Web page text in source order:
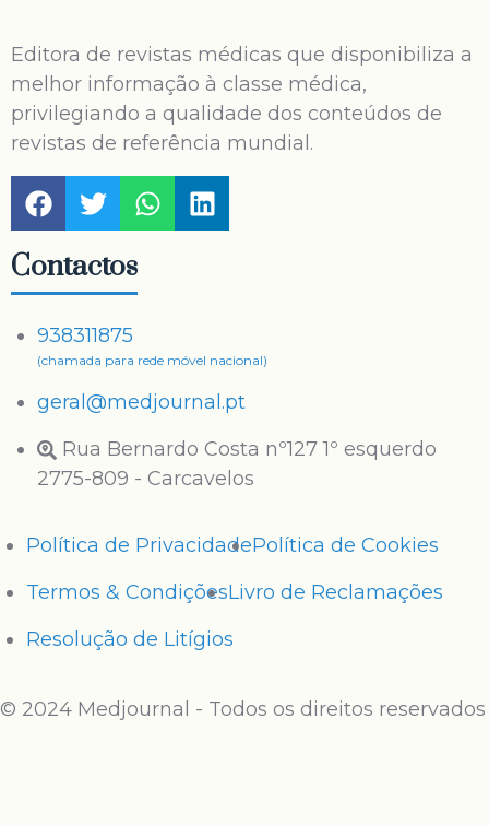
Editora de revistas médicas que disponibiliza a
melhor informação à classe médica,
privilegiando a qualidade dos conteúdos de
revistas de referência mundial.
Contactos
938311875
(chamada para rede móvel nacional)
geral@medjournal.pt
Rua Bernardo Costa nº127 1º esquerdo
2775-809 - Carcavelos
Política de PrivacidadePolítica de Cookies
Termos & CondiçõesLivro de Reclamações
Resolução de Litígios
© 2024 Medjournal - Todos os direitos reservados